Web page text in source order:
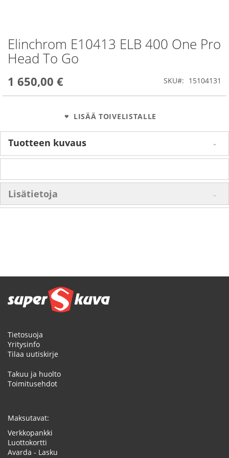
Elinchrom E10413 ELB 400 One Pro
Head To Go
1 650,00 € SKU 15104131
LISÄÄ TOIVELISTALLE
Skip
to
the
of
images
Tuotteen kuvaus
Lisätietoja
Tietosuoja
Yritysinfo
Tilaa uutiskirje
Takuu ja huolto
Toimitusehdot
Maksutavat:
Verkkopankki
Luottokortti
Avarda - Lasku